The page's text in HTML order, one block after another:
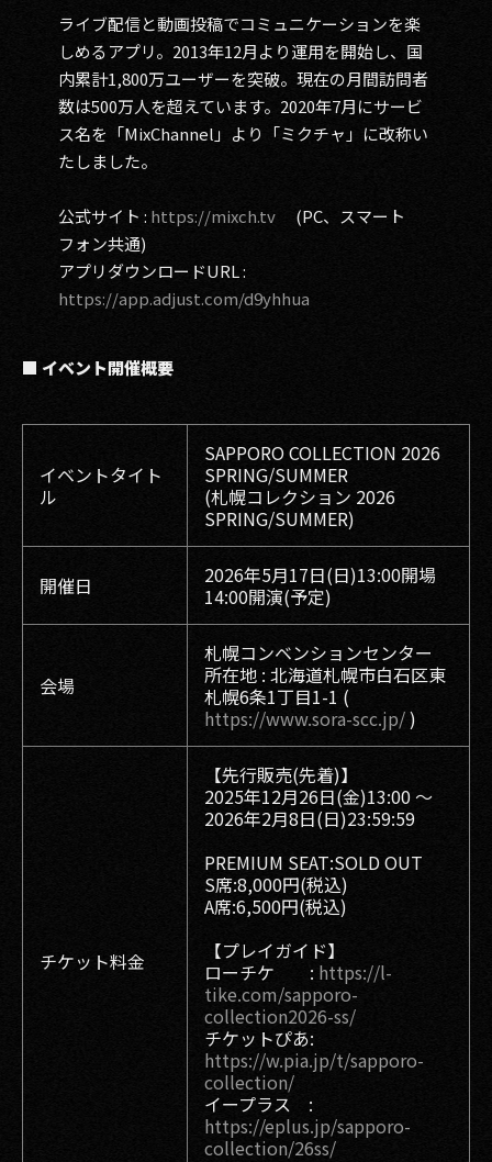
ライブ配信と動画投稿でコミュニケーションを楽
しめるアプリ。2013年12月より運用を開始し、国
内累計1,800万ユーザーを突破。現在の月間訪問者
数は500万人を超えています。2020年7月にサービ
ス名を「MixChannel」より「ミクチャ」に改称い
たしました。
公式サイト : https://mixch.tv(PC、スマート
フォン共通)
アプリダウンロードURL :
https://app.adjust.com/d9yhhua
■ イベント開催概要
イベントタイト
ル
SAPPORO COLLECTION 2026
SPRING/SUMMER
(札幌コレクション 2026
SPRING/SUMMER)
開催日
2026年5月17日(日)13:00開場
14:00開演(予定)
会場
札幌コンベンションセンター
所在地 : 北海道札幌市白石区東
札幌6条1丁目1-1 (
https://www.sora-scc.jp/)
チケット料金
【先行販売(先着)】
2025年12月26日(金)13:00 〜
2026年2月8日(日)23:59:59
PREMIUM SEAT:SOLD OUT
S席:8,000円(税込)
A席:6,500円(税込)
【プレイガイド】
ローチケ : https://l-
tike.com/sapporo-
collection2026-ss/
チケットぴあ:
https://w.pia.jp/t/sapporo-
collection/
イープラス :
https://eplus.jp/sapporo-
collection/26ss/